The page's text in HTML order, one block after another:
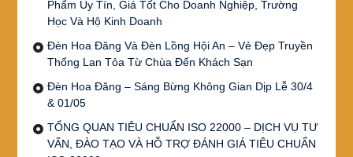
Phẩm Uy Tín, Giá Tốt Cho Doanh Nghiệp, Trường
Học Và Hộ Kinh Doanh
Đèn Hoa Đăng Và Đèn Lồng Hội An – Vẻ Đẹp Truyền
Thống Lan Tỏa Từ Chùa Đến Khách Sạn
Đèn Hoa Đăng – Sáng Bừng Không Gian Dịp Lễ 30/4
& 01/05
TỔNG QUAN TIÊU CHUẨN ISO 22000 – DỊCH VỤ TƯ
VẤN, ĐÀO TẠO VÀ HỖ TRỢ ĐÁNH GIÁ TIÊU CHUẨN